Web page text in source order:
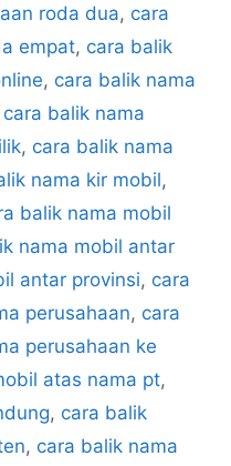
roda dua, cara
empat, cara balik
, cara balik nama
cara balik nama
, cara balik nama
nama kir mobil,
balik nama mobil
nama mobil antar
antar provinsi, cara
perusahaan, cara
perusahaan ke
atas nama pt,
, cara balik
, cara balik nama